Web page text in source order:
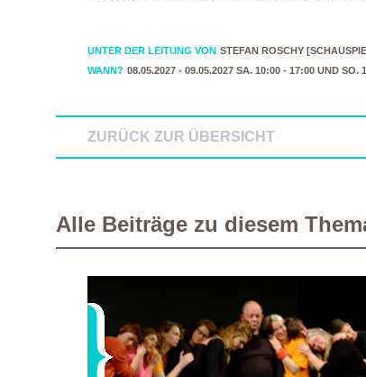
UNTER DER LEITUNG VON STEFAN ROSCHY
WANN? 08.05.2027 - 09.05.2027 SA. 10:00 - 17:00 UND SO.
ZURÜCK ZUR ÜBERSICHT
Alle Beiträge zu diesem